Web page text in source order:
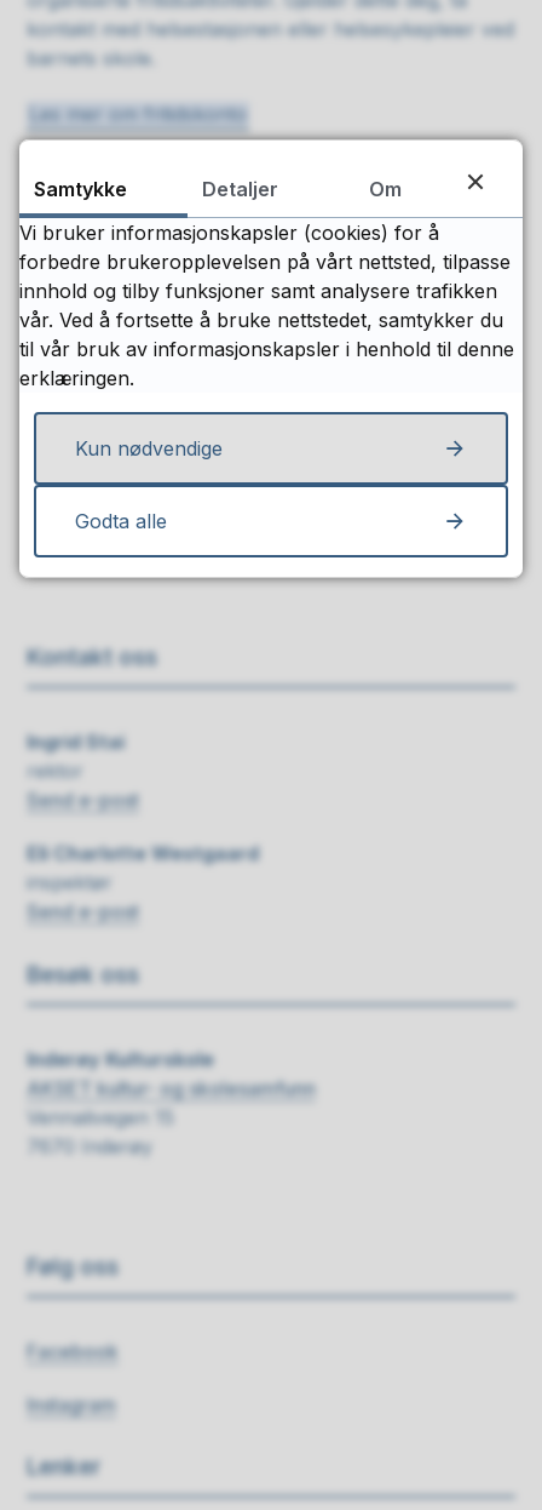
kontakt med helsestasjonen eller helsesykepleier ved
barnets skole.
Les mer om fritidskonto
Publisert 04.01.2023 20:54 Sist endret 09.06.2026 12:46
Fant du det du lette etter?
Ja
Kontakt oss
Ingrid Stai
rektor
Send e-post
Eli Charlotte Westgaard
inspektør
Send e-post
Besøk oss
Inderøy Kulturskole
AKSET kultur- og skolesamfunn
Vennalivegen 15
7670 Inderøy
Følg oss
Facebook
Instagram
Lenker
Samtykke Detaljer
Om
Vi bruker informasjonskapsler (cookies) for å
forbedre brukeropplevelsen på vårt nettsted, tilpasse
innhold og tilby funksjoner samt analysere trafikken
vår. Ved å fortsette å bruke nettstedet, samtykker du
til vår bruk av informasjonskapsler i henhold til denne
erklæringen.
Kun nødvendige
Godta alle